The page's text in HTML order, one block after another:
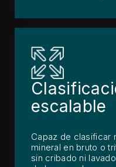
escalable
Capaz de clasificar
mineral en bruto o
sin cribado ni